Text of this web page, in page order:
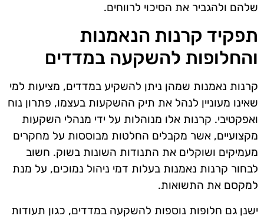
שלהם ולהגביר את הסיכוי לרווחים.
תפקיד קרנות הנאמנות
והחלופות להשקעה במדדים
קרנות נאמנות שמהן ניתן להשקיע במדדים, מציעות למי
שאינו מעוניין לנהל את תיק ההשקעות בעצמו, פתרון נוח
ואפקטיבי. קרנות אלו מנוהלות על ידי מנהלי השקעות
מקצועיים, אשר מקבלים החלטות מבוססות על מחקרים
מעמיקים ושוקלים את התנודות השונות בשוק. חשוב
לבחור קרנות נאמנות בעלות דמי ניהול נמוכים, על מנת
למקסם את התשואות.
ישנן גם חלופות נוספות להשקעה במדדים, כגון תעודות